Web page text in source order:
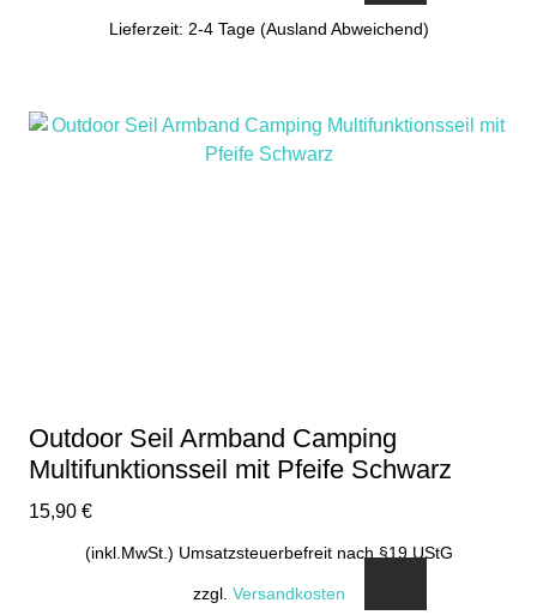
Lieferzeit: 2-4 Tage (Ausland Abweichend)
Outdoor Seil Armband Camping
Multifunktionsseil mit Pfeife Schwarz
15,90 €
(inkl.MwSt.) Umsatzsteuerbefreit nach §19 UStG
zzgl. Versandkosten